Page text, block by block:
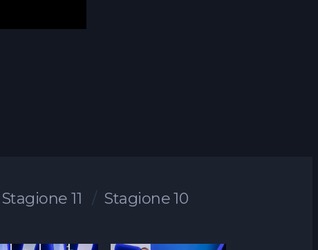
Stagione 11
Stagione 10